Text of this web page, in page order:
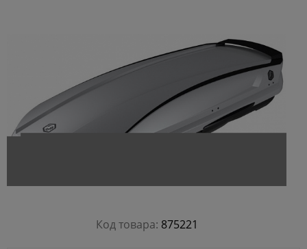
Код товара: 875221